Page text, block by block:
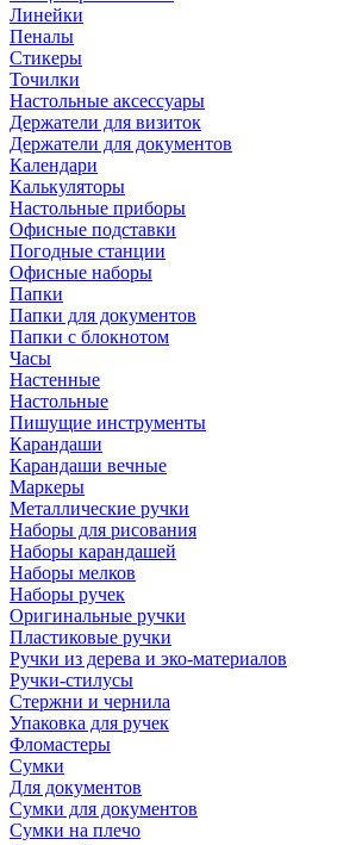
Линейки
Пеналы
Стикеры
Точилки
Настольные аксессуары
Держатели для визиток
Держатели для документов
Календари
Калькуляторы
Настольные приборы
Офисные подставки
Погодные станции
Офисные наборы
Папки
Папки для документов
Папки с блокнотом
Часы
Настенные
Настольные
Пишущие инструменты
Карандаши
Карандаши вечные
Маркеры
Металлические ручки
Наборы для рисования
Наборы карандашей
Наборы мелков
Наборы ручек
Оригинальные ручки
Пластиковые ручки
Ручки из дерева и эко-материалов
Ручки-стилусы
Стержни и чернила
Упаковка для ручек
Фломастеры
Сумки
Для документов
Сумки для документов
Сумки на плечо